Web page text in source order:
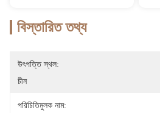
বিস্তারিত তথ্য
উৎপত্তি স্থল:
চীন
পরিচিতিমুলক নাম: